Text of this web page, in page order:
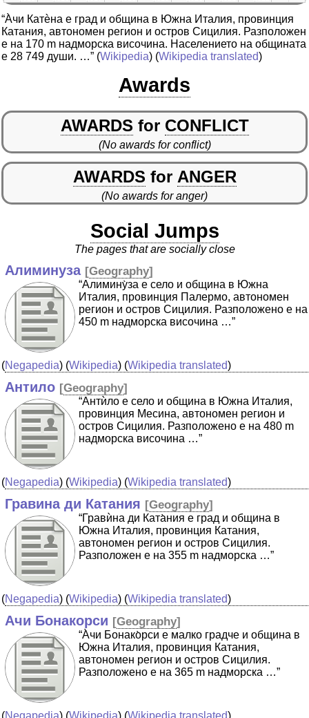
“А̀чи Катѐна е град и община в Южна Италия, провинция
Катания, автономен регион и остров Сицилия. Разположен
е на 170 m надморска височина. Населението на общината
е 28 749 души. …” (Wikipedia) (Wikipedia translated)
Awards
AWARDS for CONFLICT
(No awards for conflict)
AWARDS for ANGER
(No awards for anger)
Social Jumps
The pages that are socially close
Алиминуза [Geography]
“Алимину̀за е село и община в Южна
Италия, провинция Палермо, автономен
регион и остров Сицилия. Разположено е на
450 m надморска височина …”
(Negapedia) (Wikipedia) (Wikipedia translated)
Антило [Geography]
“Антѝло е село и община в Южна Италия,
провинция Месина, автономен регион и
остров Сицилия. Разположено е на 480 m
надморска височина …”
(Negapedia) (Wikipedia) (Wikipedia translated)
Гравина ди Катания [Geography]
“Гравѝна ди Ката̀ния е град и община в
Южна Италия, провинция Катания,
автономен регион и остров Сицилия.
Разположен е на 355 m надморска …”
(Negapedia) (Wikipedia) (Wikipedia translated)
Ачи Бонакорси [Geography]
“А̀чи Бонако̀рси е малко градче и община в
Южна Италия, провинция Катания,
автономен регион и остров Сицилия.
Разположено е на 365 m надморска …”